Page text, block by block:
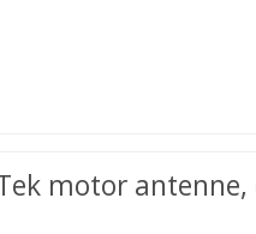
motor antenne,